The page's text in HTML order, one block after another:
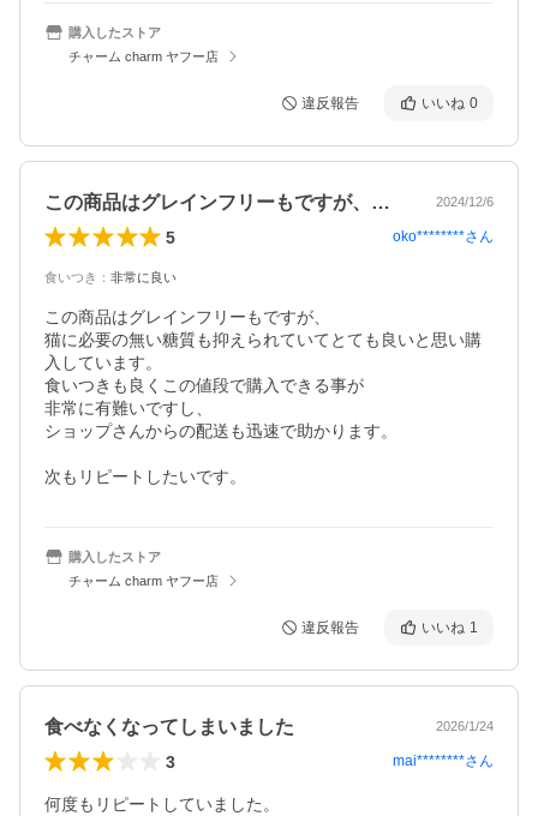
購入したストア
チャーム charm ヤフー店
違反報告 いいね 0
この商品はグレインフリーもですが、猫に… 2024/12/6
5 oko********さん
食いつき ： 非常に良い
この商品はグレインフリーもですが、
猫に必要の無い糖質も抑えられていてとても良いと思い購
入しています。
食いつきも良くこの値段で購入できる事が
非常に有難いですし、
ショップさんからの配送も迅速で助かります。
次もリピートしたいです。
購入したストア
チャーム charm ヤフー店
違反報告 いいね 1
食べなくなってしまいました 2026/1/24
3 mai********さん
何度もリピートしていました。